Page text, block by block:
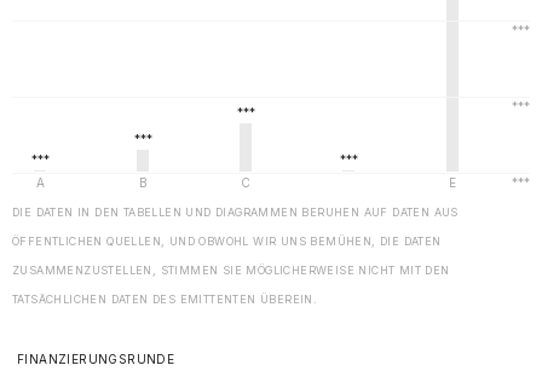
DIE DATEN IN DEN TABELLEN UND DIAGRAMMEN BERUHEN AUF DATEN AUS
ÖFFENTLICHEN QUELLEN, UND OBWOHL WIR UNS BEMÜHEN, DIE DATEN
ZUSAMMENZUSTELLEN, STIMMEN SIE MÖGLICHERWEISE NICHT MIT DEN
TATSÄCHLICHEN DATEN DES EMITTENTEN ÜBEREIN.
FINANZIERUNGSRUNDE